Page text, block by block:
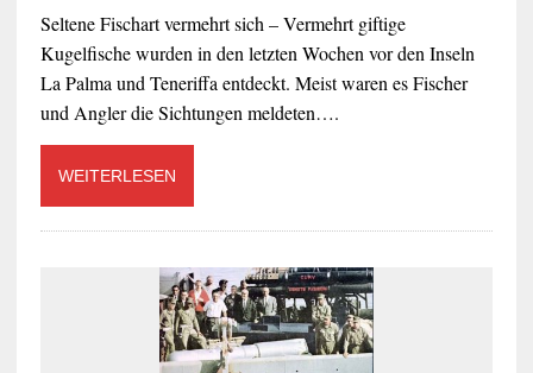
Seltene Fischart vermehrt sich – Vermehrt giftige
Kugelfische wurden in den letzten Wochen vor den Inseln
La Palma und Teneriffa entdeckt. Meist waren es Fischer
und Angler die Sichtungen meldeten….
WEITERLESEN